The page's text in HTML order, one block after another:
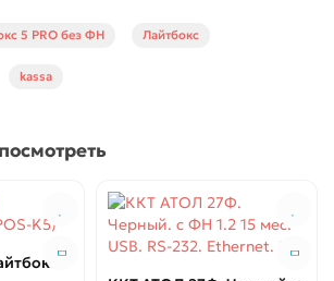
5 PRO без ФН Лайтбокс
kassa
5